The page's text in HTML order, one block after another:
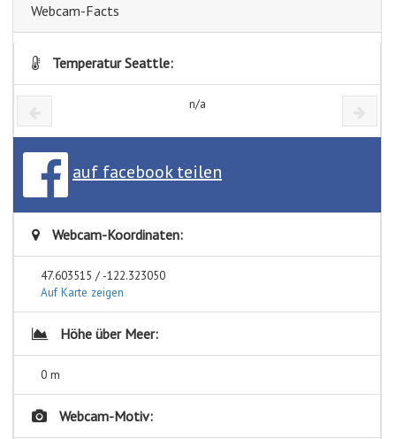
Webcam-Facts
Temperatur Seattle:
n/a
auf facebook teilen
Webcam-Koordinaten:
47.603515 / -122.323050
Auf Karte zeigen
Höhe über Meer:
0 m
Webcam-Motiv: